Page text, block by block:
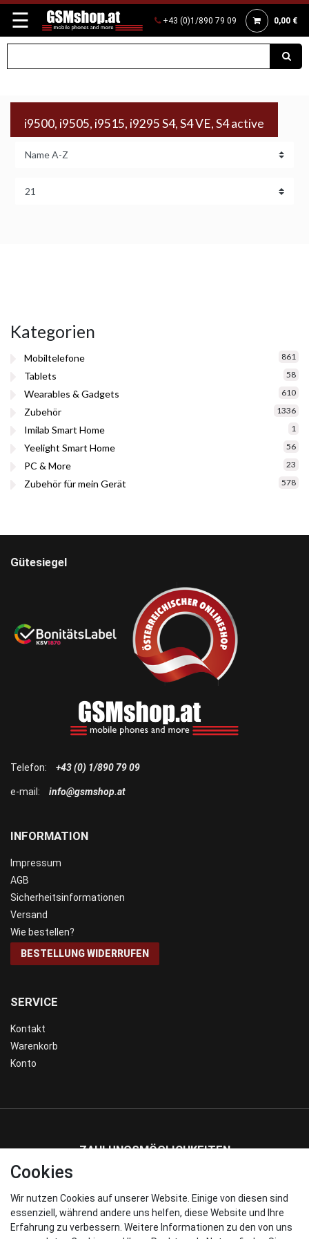
☰ +43 (0)1/890 79 09 0,00 €
i9500, i9505, i9515, i9295 S4, S4 VE, S4 active
Kategorien
Mobiltelefone 861
Tablets 58
Wearables & Gadgets 610
Zubehör 1336
Imilab Smart Home 1
Yeelight Smart Home 56
PC & More 23
Zubehör für mein Gerät 578
SERVICE
Kontakt
Warenkorb
Konto
INFORMATION
Impressum
AGB
Sicherheitsinformationen
Versand
Wie bestellen?
BESTELLUNG WIDERRUFEN
Telefon: +43 (0) 1/890 79 09
e-mail: info@gsmshop.at
Gütesiegel
ZAHLUNGSMÖGLICHKEITEN
WIR VERSENDEN MIT
Cookies
Wir nutzen Cookies auf unserer Website. Einige von diesen sind
essenziell, während andere uns helfen, diese Website und Ihre
Erfahrung zu verbessern. Weitere Informationen zu den von uns